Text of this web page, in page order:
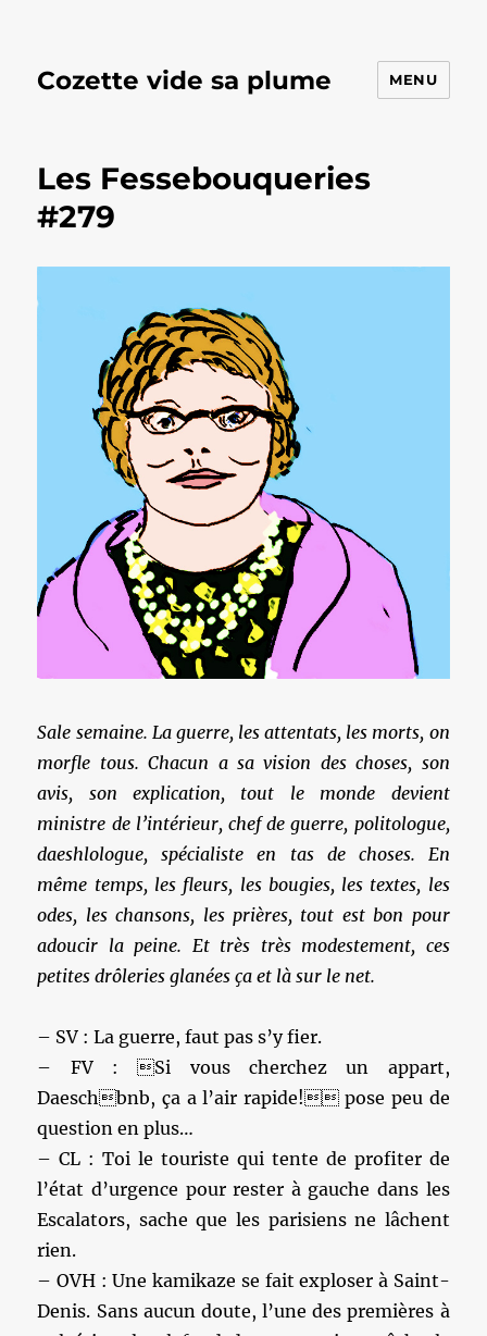
Cozette vide sa plume MENU
Les Fessebouqueries
#279
Sale semaine. La guerre, les attentats, les morts, on
morfle tous. Chacun a sa vision des choses, son
avis, son explication, tout le monde devient
ministre de l’intérieur, chef de guerre, politologue,
daeshlologue, spécialiste en tas de choses. En
même temps, les fleurs, les bougies, les textes, les
odes, les chansons, les prières, tout est bon pour
adoucir la peine. Et très très modestement, ces
petites drôleries glanées ça et là sur le net.
– SV : La guerre, faut pas s’y fier.
– FV : Si vous cherchez un appart,
Daeschbnb, ça a l’air rapide! pose peu de
question en plus…
– CL : Toi le touriste qui tente de profiter de
l’état d’urgence pour rester à gauche dans les
Escalators, sache que les parisiens ne lâchent
rien.
– OVH : Une kamikaze se fait exploser à Saint-
Denis. Sans aucun doute, l’une des premières à